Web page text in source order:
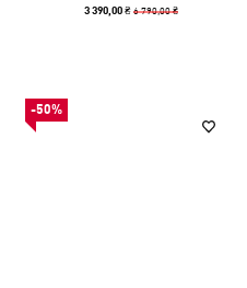
3 390,00 ₴6 790,00 ₴
-50%